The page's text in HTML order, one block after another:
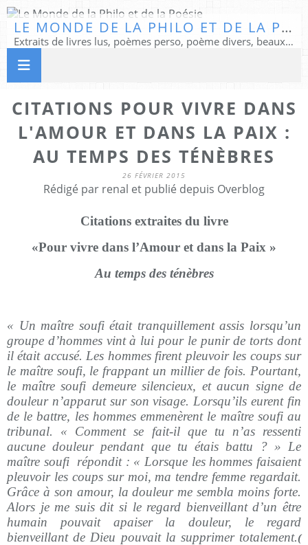
LE MONDE DE LA PHILO ET DE LA POÉSIE
Extraits de livres lus, poèmes perso, poème divers, beaux textes...
CITATIONS POUR VIVRE DANS
L'AMOUR ET DANS LA PAIX :
AU TEMPS DES TÉNÈBRES
26 FÉVRIER 2015
Rédigé par renal et publié depuis Overblog
Citations extraites du livre
«Pour vivre dans l’Amour et dans la Paix »
Au temps des ténèbres
« Un maître soufi était tranquillement assis lorsqu’un
groupe d’hommes vint à lui pour le punir de torts dont
il était accusé. Les hommes firent pleuvoir les coups sur
le maître soufi, le frappant un millier de fois. Pourtant,
le maître soufi demeure silencieux, et aucun signe de
douleur n’apparut sur son visage. Lorsqu’ils eurent fin
de le battre, les hommes emmenèrent le maître soufi au
tribunal. « Comment se fait-il que tu n’as ressenti
aucune douleur pendant que tu étais battu ? » Le
maître soufi répondit : « Lorsque les hommes faisaient
pleuvoir les coups sur moi, ma tendre femme regardait.
Grâce à son amour, la douleur me sembla moins forte.
Alors je me suis dit si le regard bienveillant d’un être
humain pouvait apaiser la douleur, le regard
bienveillant de Dieu pouvait la supprimer totalement.(